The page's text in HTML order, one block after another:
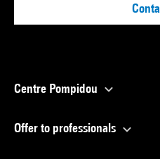
Centre Pompidou
Offer to professionals